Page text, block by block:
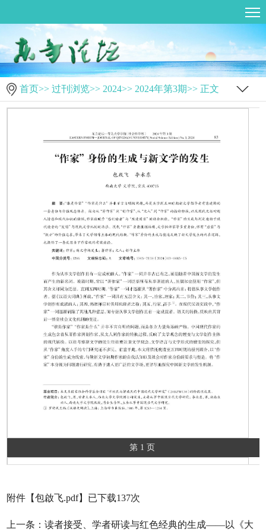
首页>> 过刊浏览>> 2024>> 2024年第3期>> 正文
第 1 页
附件【包啟飞.pdf】已下载137次
上一条：读者接受、学者研读与红色经典的生成——以《大